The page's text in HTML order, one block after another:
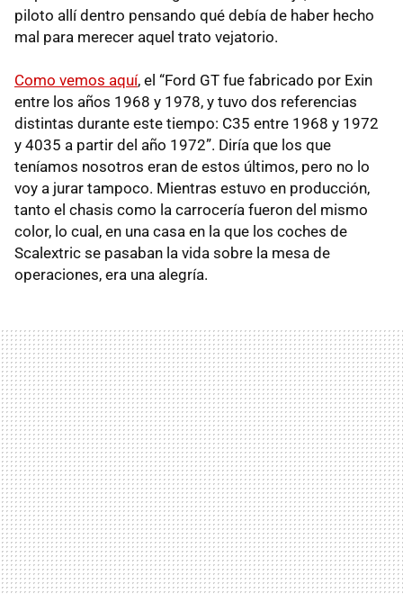
piloto allí dentro pensando qué debía de haber hecho
mal para merecer aquel trato vejatorio.
Como vemos aquí, el “Ford GT fue fabricado por Exin
entre los años 1968 y 1978, y tuvo dos referencias
distintas durante este tiempo: C35 entre 1968 y 1972
y 4035 a partir del año 1972”. Diría que los que
teníamos nosotros eran de estos últimos, pero no lo
voy a jurar tampoco. Mientras estuvo en producción,
tanto el chasis como la carrocería fueron del mismo
color, lo cual, en una casa en la que los coches de
Scalextric se pasaban la vida sobre la mesa de
operaciones, era una alegría.